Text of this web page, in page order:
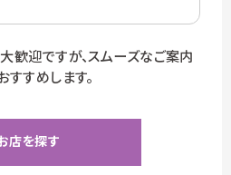
歓迎ですが、スムーズなご案内
すすめします。
店を探す